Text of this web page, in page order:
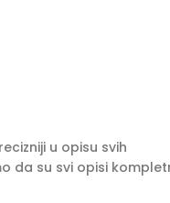
u opisu svih
da su svi opisi